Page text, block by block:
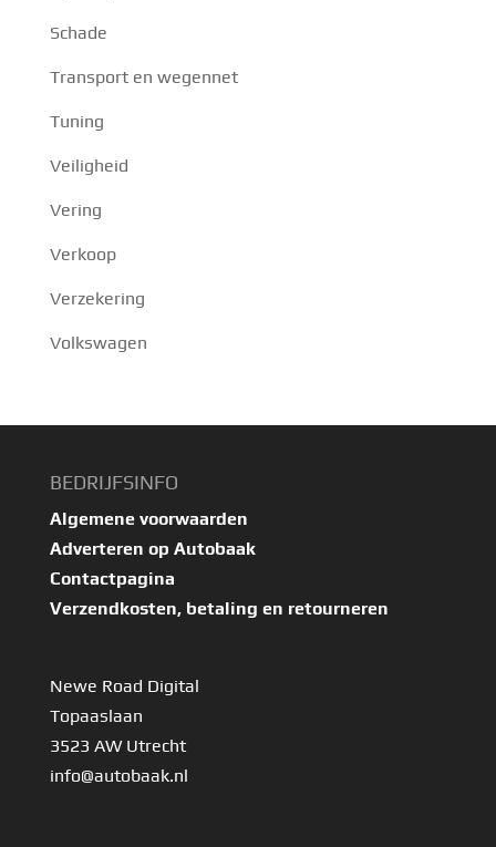
Schade
Transport en wegennet
Tuning
Veiligheid
Vering
Verkoop
Verzekering
Volkswagen
BEDRIJFSINFO
Algemene voorwaarden
Adverteren op Autobaak
Contactpagina
Verzendkosten, betaling en retourneren
Newe Road Digital
Topaaslaan
3523 AW Utrecht
info@autobaak.nl